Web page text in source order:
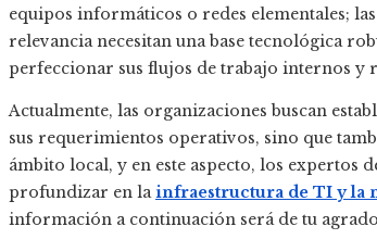
equipos informáticos o redes elementales;
relevancia necesitan una base tecnológica
perfeccionar sus flujos de trabajo internos y
Actualmente, las organizaciones buscan
sus requerimientos operativos, sino que
ámbito local, y en este aspecto, los expertos
profundizar en lainfraestructura de TI y la
información a continuación será de tu